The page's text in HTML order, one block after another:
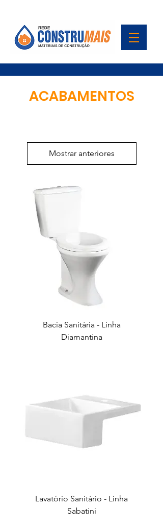
ACABAMENTOS
Mostrar anteriores
Bacia Sanitária - Linha
Diamantina
Lavatório Sanitário - Linha
Sabatini